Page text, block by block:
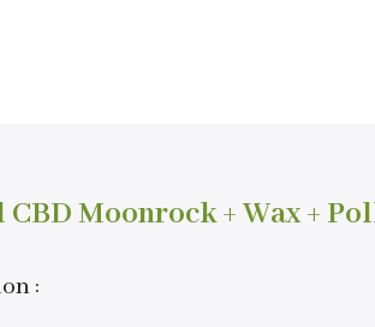
Moonrock + Wax +
: